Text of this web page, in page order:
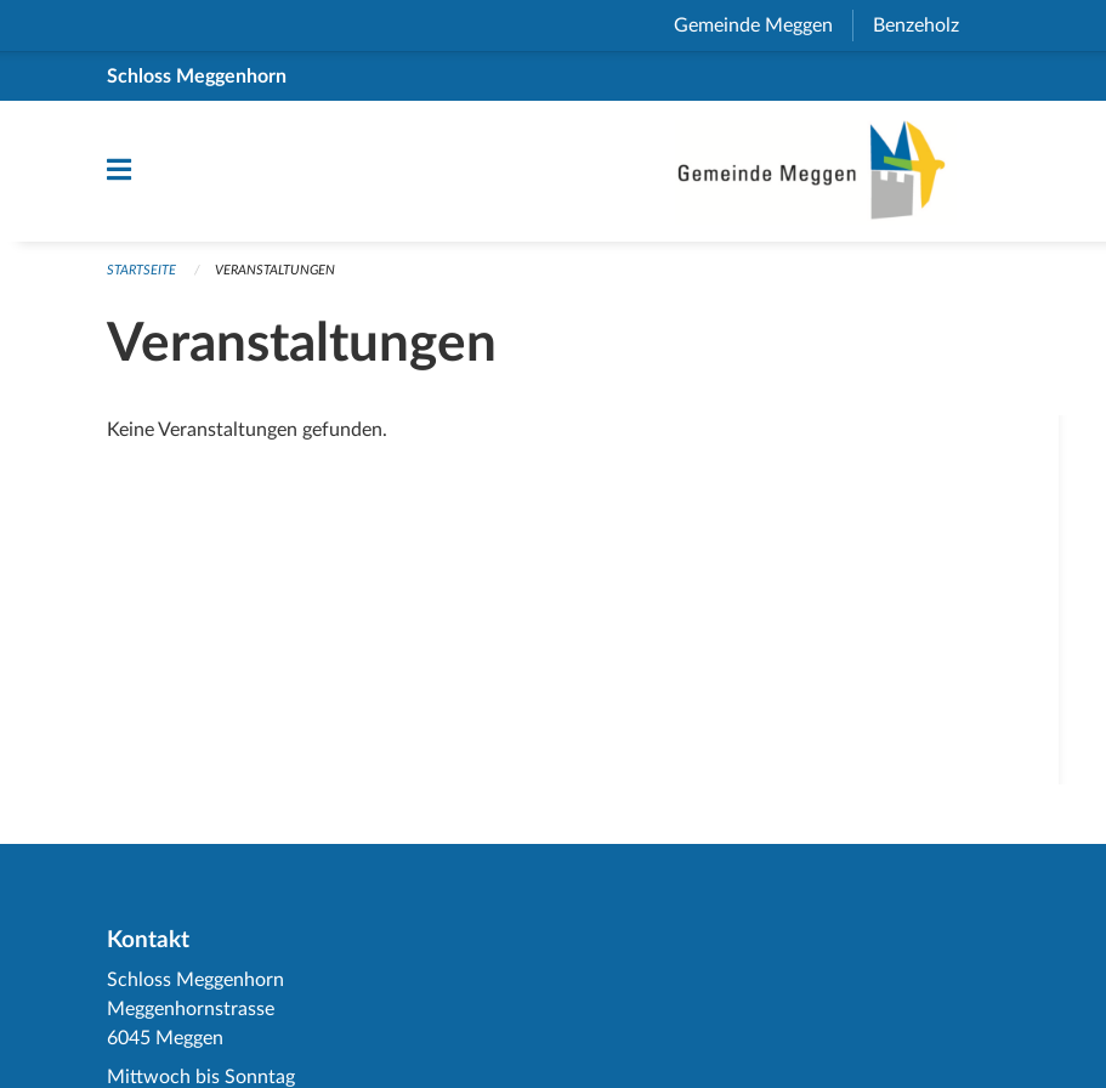
Gemeinde Meggen (External Link)
Benzeholz(External Link)
Schloss Meggenhorn
STARTSEITE VERANSTALTUNGEN
Veranstaltungen
Keine Veranstaltungen gefunden.
Kontakt
Schloss Meggenhorn
Meggenhornstrasse
6045 Meggen
Mittwoch bis Sonntag